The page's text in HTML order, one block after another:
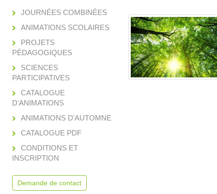
JOURNÉES COMBINÉES
ANIMATIONS SCOLAIRES
PROJETS
PÉDAGOGIQUES
SCIENCES
PARTICIPATIVES
CATALOGUE
D'ANIMATIONS
ANIMATIONS D'AUTOMNE
CATALOGUE PDF
CONDITIONS ET
INSCRIPTION
Demande de contact